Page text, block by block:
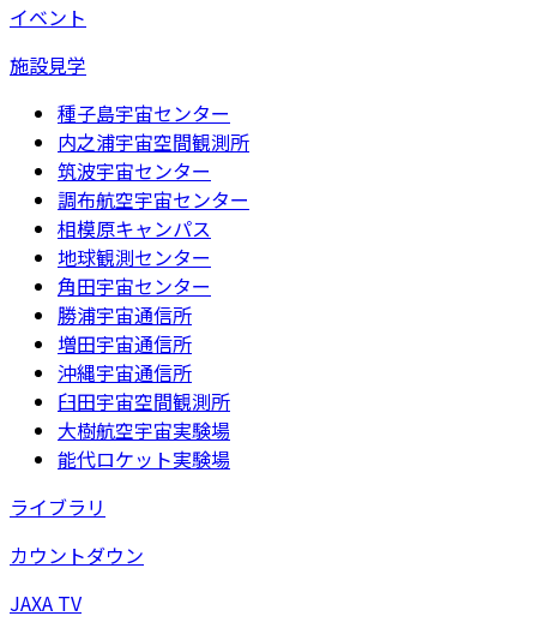
イベント
施設見学
種子島宇宙センター
内之浦宇宙空間観測所
筑波宇宙センター
調布航空宇宙センター
相模原キャンパス
地球観測センター
角田宇宙センター
勝浦宇宙通信所
増田宇宙通信所
沖縄宇宙通信所
臼田宇宙空間観測所
大樹航空宇宙実験場
能代ロケット実験場
ライブラリ
カウントダウン
JAXA TV